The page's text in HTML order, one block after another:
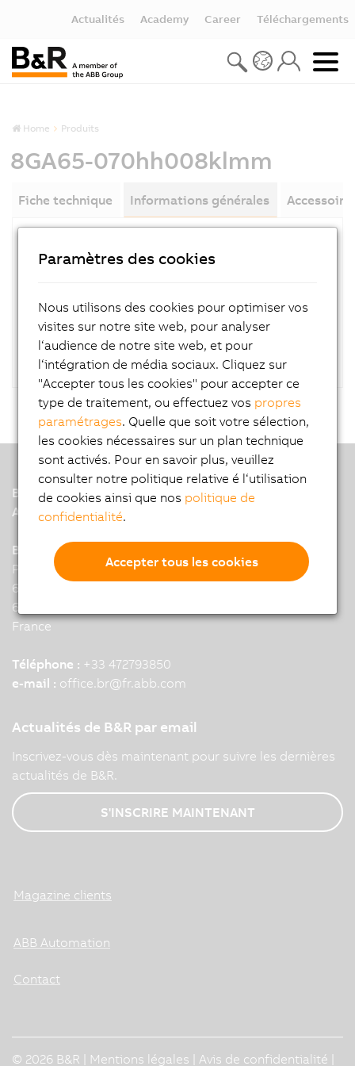
Actualités Academy Career Téléchargements
Home Produits
8GA65-070hh008klmm
Fiche technique Informations générales
DESCRIPTION:
Angel PG, i = 008, 1 stage, IP 65
B&R
A member of the ABB Group
B&R Headquarters: Lyon
Parc Technologique de Lyon
6 allee Irene Joliot-Curie
69800 Saint-Priest
France
Téléphone : +33 472793850
e-mail : office.br@fr.abb.com
Actualités de B&R par email
Inscrivez-vous dès maintenant pour suivre les dernières
actualités de B&R.
S'INSCRIRE MAINTENANT
Magazine clients
ABB Automation
Contact
© 2026 B&R | Mentions légales Avis de confidentialité
Paramètres des cookies
Nous utilisons des cookies pour optimiser vos
visites sur notre site web, pour analyser
l‘audience de notre site web, et pour
l‘intégration de média sociaux. Cliquez sur
"Accepter tous les cookies" pour accepter ce
type de traitement, ou effectuez vos propres
paramétrages. Quelle que soit votre sélection,
les cookies nécessaires sur un plan technique
sont activés. Pour en savoir plus, veuillez
consulter notre politique relative é l‘utilisation
de cookies ainsi que nos politique de
confidentialité.
Accepter tous les cookies